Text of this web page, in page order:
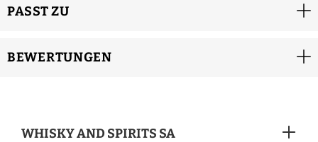
PASST ZU
BEWERTUNGEN
WHISKY AND SPIRITS SA